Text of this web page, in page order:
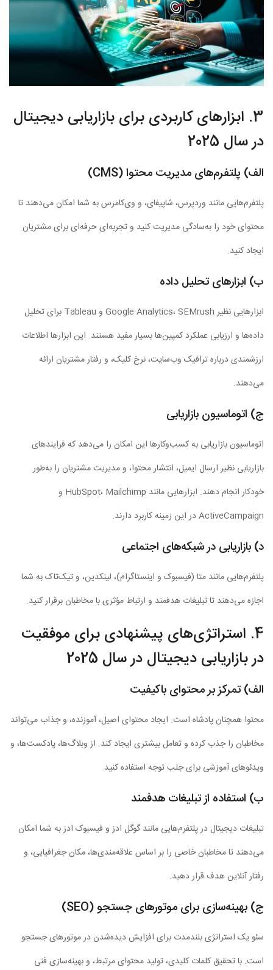
3. ابزارهای کاربردی برای بازاریابی دیجیتال
در سال 2025
الف) پلتفرم‌های مدیریت محتوا (CMS)
پلتفرم‌هایی مانند وردپرس، شاپیفای، و وی‌کامرس به شما امکان می‌دهند تا
محتوای خود را به‌سادگی مدیریت کنید و تجربه‌ای حرفه‌ای برای مشتریان
ایجاد کنید.
ب) ابزارهای تحلیل داده
ابزارهایی نظیر Google Analytics، SEMrush و Tableau برای تحلیل
داده‌ها و ارزیابی عملکرد کمپین‌ها بسیار مفید هستند. این ابزارها اطلاعات
ارزشمندی درباره ترافیک وب‌سایت، نرخ کلیک، و رفتار مشتریان ارائه
می‌دهند.
ج) اتوماسیون بازاریابی
اتوماسیون بازاریابی به کسب‌وکارها این امکان را می‌دهد که فرایندهای
بازاریابی نظیر ارسال ایمیل، انتشار محتوا، و مدیریت مشتریان را به‌طور
خودکار انجام دهند. ابزارهایی مانند HubSpot، Mailchimp و
ActiveCampaign در این زمینه کاربرد دارند.
د) بازاریابی در شبکه‌های اجتماعی
پلتفرم‌هایی مانند متا (فیسبوک و اینستاگرام)، لینکدین، و تیک‌تاک به شما
اجازه می‌دهند تا تبلیغات هدفمند و ارتباط مؤثری با مخاطبان برقرار کنید.
4. استراتژی‌های پیشنهادی برای موفقیت
در بازاریابی دیجیتال در سال 2025
الف) تمرکز بر محتوای باکیفیت
محتوا همچنان پادشاه است. ایجاد محتوای اصیل، آموزنده، و جذاب می‌تواند
مخاطبان را جذب کرده و تعامل بیشتری ایجاد کند. از وبلاگ‌ها، پادکست‌ها، و
ویدئوهای آموزشی برای جلب توجه استفاده کنید.
ب) استفاده از تبلیغات هدفمند
تبلیغات دیجیتال در پلتفرم‌هایی مانند گوگل ادز و فیسبوک ادز به شما امکان
می‌دهند تا مخاطبان خاصی را بر اساس علاقه‌مندی‌ها، مکان جغرافیایی، و
رفتار آنلاین هدف قرار دهید.
ج) بهینه‌سازی برای موتورهای جستجو (SEO)
سئو یک استراتژی بلندمدت برای افزایش دیده‌شدن در موتورهای جستجو
است. با تحقیق کلمات کلیدی، تولید محتوای مرتبط، و بهینه‌سازی فنی